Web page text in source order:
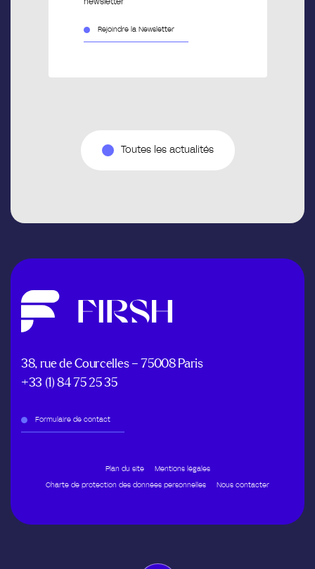
Rejoindre la Newsletter
Toutes les actualités
38, rue de Courcelles – 75008 Paris
+33 (1) 84 75 25 35
Formulaire de contact
Plan du site Mentions légales
Charte de protection des données personnelles Nous contacter